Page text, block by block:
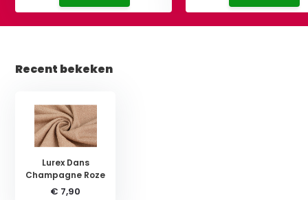
Recent bekeken
Lurex Dans
Champagne Roze
€ 7,90